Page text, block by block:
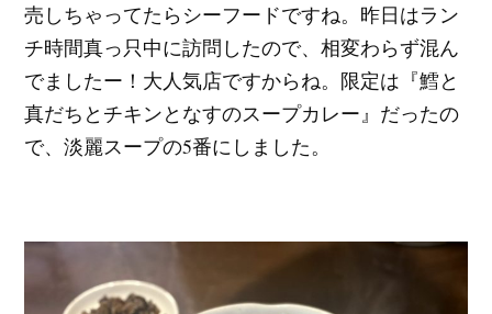
売しちゃってたらシーフードですね。昨日はラン
チ時間真っ只中に訪問したので、相変わらず混ん
でましたー！大人気店ですからね。限定は『鱈と
真だちとチキンとなすのスープカレー』だったの
で、淡麗スープの5番にしました。